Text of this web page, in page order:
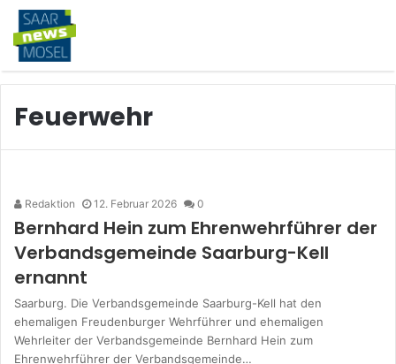
Feuerwehr
Redaktion 12. Februar 2026 0
Bernhard Hein zum Ehrenwehrführer der
Verbandsgemeinde Saarburg-Kell
ernannt
Saarburg. Die Verbandsgemeinde Saarburg-Kell hat den
ehemaligen Freudenburger Wehrführer und ehemaligen
Wehrleiter der Verbandsgemeinde Bernhard Hein zum
Ehrenwehrführer der Verbandsgemeinde…